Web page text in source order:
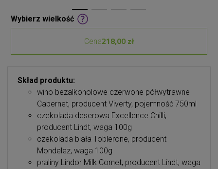
Wybierz wielkość
Cena218,00 zł
Skład produktu:
wino bezalkoholowe czerwone półwytrawne
Cabernet, producent Viverty, pojemność 750ml
czekolada deserowa Excellence Chilli,
producent Lindt, waga 100g
czekolada biała Toblerone, producent
Mondelez, waga 100g
praliny Lindor Milk Cornet, producent Lindt, waga